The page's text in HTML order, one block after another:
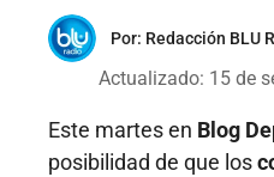
Por: Redacción BLU
Actualizado: 15 de
Este martes en Blog
posibilidad de que los